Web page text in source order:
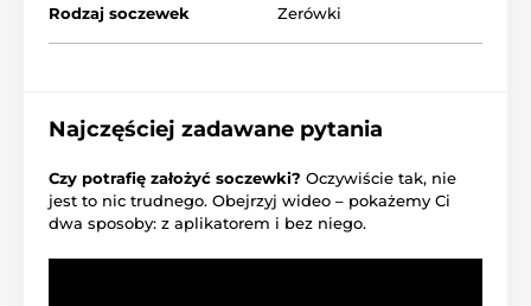
Rodzaj soczewek Zerówki
Najczęściej zadawane pytania
Czy potrafię założyć soczewki? Oczywiście tak, nie
jest to nic trudnego. Obejrzyj wideo – pokażemy Ci
dwa sposoby: z aplikatorem i bez niego.